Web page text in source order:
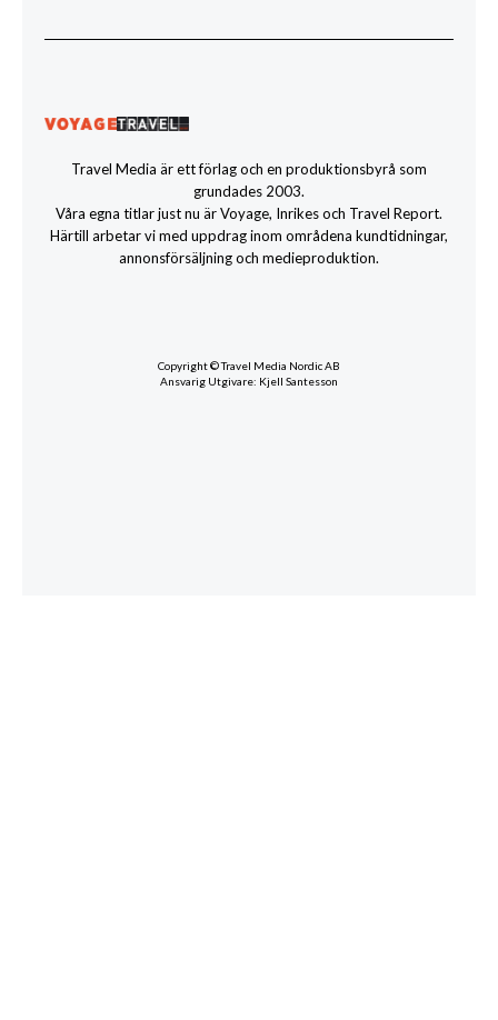
Travel Media är ett förlag och en produktionsbyrå som
grundades 2003.
Våra egna titlar just nu är Voyage, Inrikes och Travel Report.
Härtill arbetar vi med uppdrag inom områdena kundtidningar,
annonsförsäljning och medieproduktion.
Copyright © Travel Media Nordic AB
Ansvarig Utgivare: Kjell Santesson